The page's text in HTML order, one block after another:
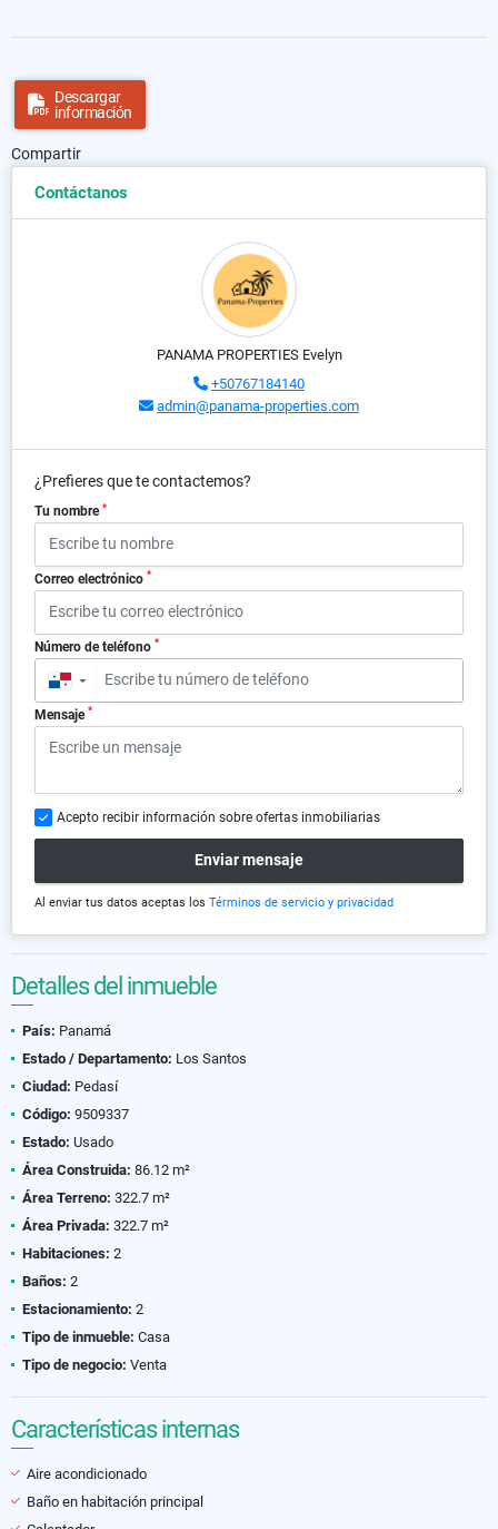
Descargar
información
Compartir
Contáctanos
PANAMA PROPERTIES Evelyn
+50767184140
admin@panama-properties.com
¿Prefieres que te contactemos?
Tu nombre *
Correo electrónico *
Número de teléfono *
▼
Mensaje *
Acepto recibir información sobre ofertas inmobiliarias
Enviar mensaje
Al enviar tus datos aceptas los Términos de servicio y privacidad
Detalles del inmueble
País: Panamá
Estado / Departamento: Los Santos
Ciudad: Pedasí
Código: 9509337
Estado: Usado
Área Construida: 86.12 m²
Área Terreno: 322.7 m²
Área Privada: 322.7 m²
Habitaciones: 2
Baños: 2
Estacionamiento: 2
Tipo de inmueble: Casa
Tipo de negocio: Venta
Características internas
Aire acondicionado
Baño en habitación principal